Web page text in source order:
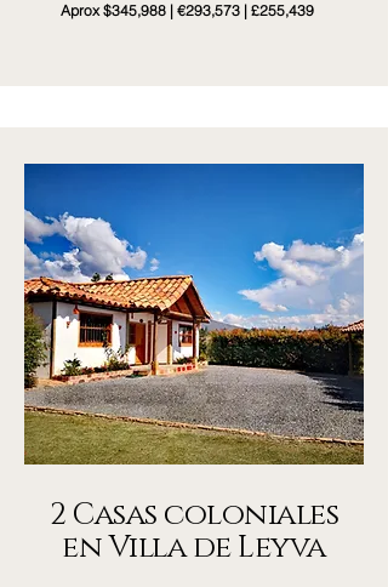
Aprox $345,988 | €293,573 | £255,439
2 Casas coloniales
en Villa de Leyva